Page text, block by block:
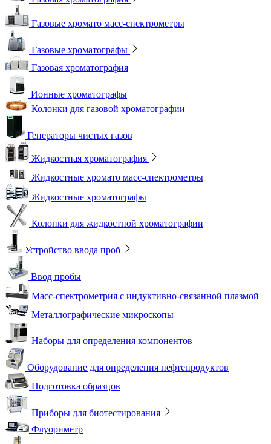
Газовые хромато масс-спектрометры
Газовые хроматографы
Газовая хроматография
Ионные хроматографы
Колонки для газовой хроматографии
Генераторы чистых газов
Жидкостная хроматография
Жидкостные хромато масс-спектрометры
Жидкостные хроматографы
Колонки для жидкостной хроматографии
Устройство ввода проб
Ввод пробы
Масс-спектрометрия с индуктивно-связанной плазмой
Металлографические микроскопы
Наборы для определения компонентов
Оборудование для определения нефтепродуктов
Подготовка образцов
Приборы для биотестирования
Флуориметр